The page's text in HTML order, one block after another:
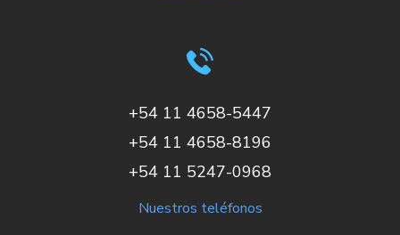
+54 11 4658-5447
+54 11 4658-8196
+54 11 5247-0968
Nuestros teléfonos